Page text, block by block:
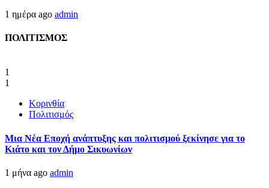
1 ημέρα ago admin
ΠΟΛΙΤΙΣΜΟΣ
1
1
Κορινθία
Πολιτισμός
Μια Νέα Εποχή ανάπτυξης και πολιτισμού ξεκίνησε για το
Κιάτο και τον Δήμο Σικυωνίων
1 μήνα ago admin